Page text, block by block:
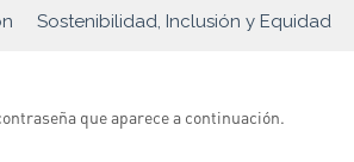
Sostenibilidad, Inclusión y Equidad
que aparece a continuación.